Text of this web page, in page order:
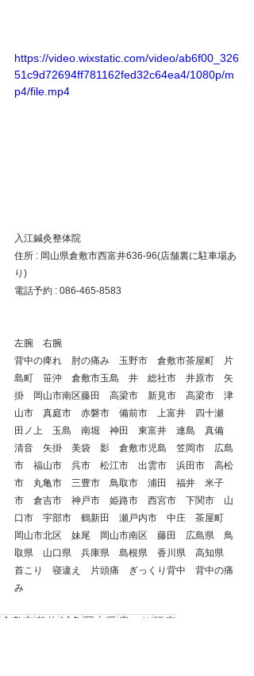
https://video.wixstatic.com/video/ab6f00_326
51c9d72694ff781162fed32c64ea4/1080p/m
p4/file.mp4
入江鍼灸整体院
住所 : 岡山県倉敷市西富井636-96(店舗裏に駐車場あ
り)
電話予約 : 086-465-8583
左腕　右腕
背中の痺れ　肘の痛み　玉野市　倉敷市茶屋町　片
島町　笹沖　倉敷市玉島　井　総社市　井原市　矢
掛　岡山市南区藤田　高梁市　新見市　高梁市　津
山市　真庭市　赤磐市　備前市　上富井　四十瀬
田ノ上　玉島　南堀　神田　東富井　連島　真備
清音　矢掛　美袋　影　倉敷市児島　笠岡市　広島
市　福山市　呉市　松江市　出雲市　浜田市　高松
市　丸亀市　三豊市　鳥取市　浦田　福井　米子
市　倉吉市　神戸市　姫路市　西宮市　下関市　山
口市　宇部市　鶴新田　瀬戸内市　中庄　茶屋町
岡山市北区　妹尾　岡山市南区　藤田　広島県　鳥
取県　山口県　兵庫県　島根県　香川県　高知県
首こり　寝違え　片頭痛　ぎっくり背中　背中の痛
み
倉敷市整体 鍼灸 岡山県 肩こり 腰痛